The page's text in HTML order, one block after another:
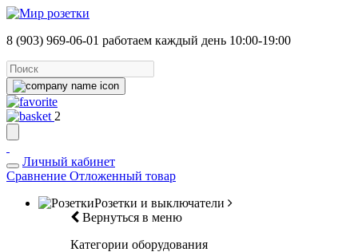
8 (903) 969-06-01 работаем каждый день 10:00-19:00
2
Личный кабинет
Сравнение Отложенный товар
Розетки и выключатели
Вернуться в меню
Категории оборудования